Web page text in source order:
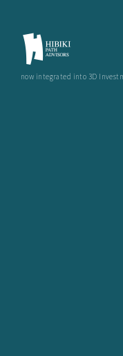
now integrated into 3D